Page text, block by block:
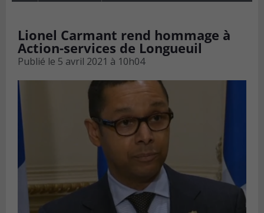
Lionel Carmant rend hommage à
Action-services de Longueuil
Publié le 5 avril 2021 à 10h04